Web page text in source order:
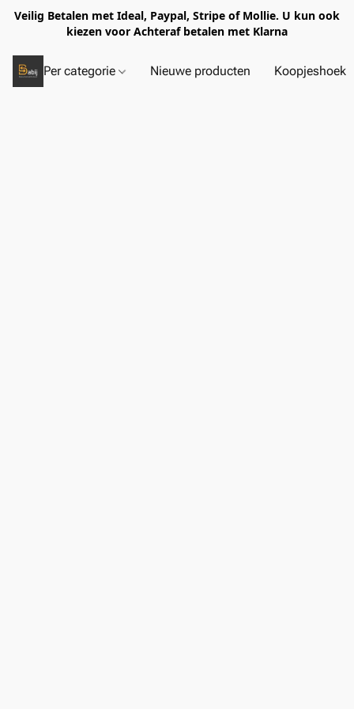
Veilig Betalen met Ideal, Paypal, Stripe of Mollie. U kun ook
kiezen voor Achteraf betalen met Klarna
Per categorie Nieuwe producten Koopjeshoek